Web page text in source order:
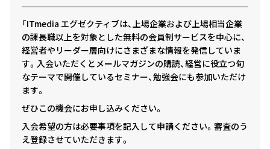
「ITmedia エグゼクティブは、上場企業および上場相当企業
の課長職以上を対象とした無料の会員制サービスを中心に、
経営者やリーダー層向けにさまざまな情報を発信していま
す。入会いただくとメールマガジンの購読、経営に役立つ旬
なテーマで開催しているセミナー、勉強会にも参加いただけ
ます。
ぜひこの機会にお申し込みください。
入会希望の方は必要事項を記入して申請ください。審査のう
え登録させていただきます。